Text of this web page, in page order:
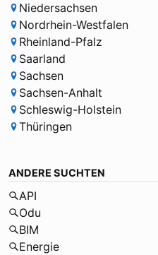
Niedersachsen
Nordrhein-Westfalen
Rheinland-Pfalz
Saarland
Sachsen
Sachsen-Anhalt
Schleswig-Holstein
Thüringen
ANDERE SUCHTEN
API
Odu
BIM
Energie